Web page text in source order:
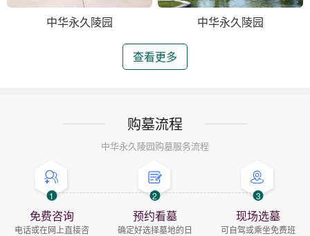
中华永久陵园 中华永久陵园
查看更多
购墓流程
中华永久陵园购墓服务流程
1
免费咨询
电话或在网上直接咨
2
预约看墓
确定好选择墓地的日
3
现场选墓
可自驾或乘坐免费班